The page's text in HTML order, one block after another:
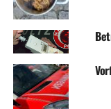
Foto: Gruppenbild
Kirchengemeinde
Volmarstein. Dabei
den Alltag in der